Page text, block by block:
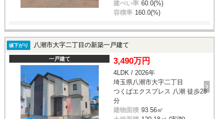
建ぺい率 60.0(%)
容積率 160.0(%)
値下がり 八潮市大字二丁目の新築一戸建て
一戸建て 3,490万円
4LDK / 2026年
埼玉県八潮市大字二丁目
つくばエクスプレス 八潮 徒歩28
分
建物面積 93.56㎡